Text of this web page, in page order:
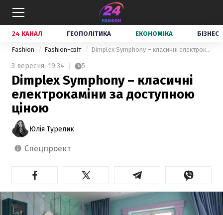
24 КАНАЛ ГЕОПОЛІТИКА ЕКОНОМІКА БІЗНЕС
Fashion Fashion-світ Dimplex Symphony – класичні електрокаміни за доступною ціною
3 вересня, 19:34 5
Dimplex Symphony – класичні
електрокаміни за доступною
ціною
Юлія Турелик
спецпроект